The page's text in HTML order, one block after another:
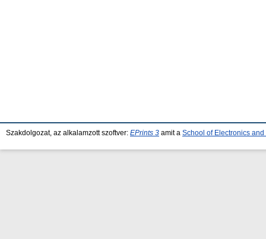
Szakdolgozat, az alkalamzott szoftver: EPrints 3 amit a School of Electronics